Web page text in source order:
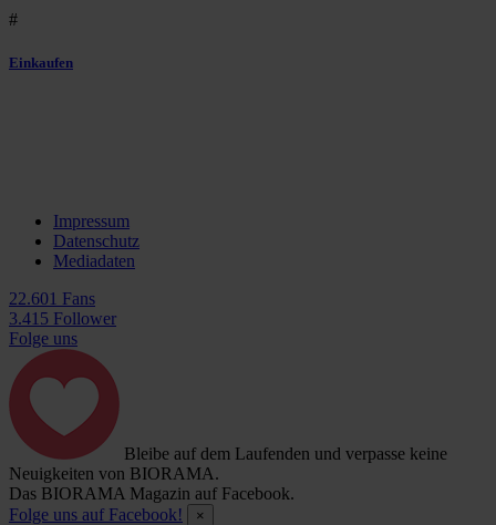
#
Einkaufen
Impressum
Datenschutz
Mediadaten
22.601 Fans
3.415 Follower
Folge uns
Bleibe auf dem Laufenden und verpasse keine
Neuigkeiten von BIORAMA.
Das BIORAMA Magazin auf Facebook.
Folge uns auf Facebook!
×